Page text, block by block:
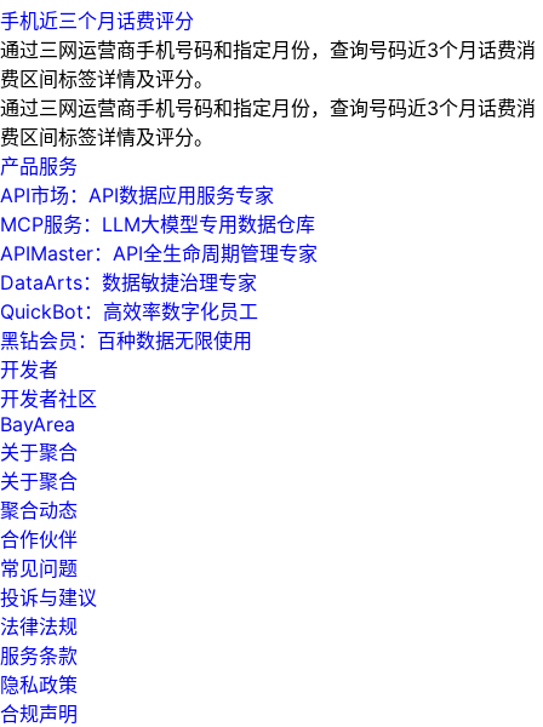
手机近三个月话费评分
通过三网运营商手机号码和指定月份，查询号码近3个月话费消
费区间标签详情及评分。
通过三网运营商手机号码和指定月份，查询号码近3个月话费消
费区间标签详情及评分。
产品服务
API市场：API数据应用服务专家
MCP服务：LLM大模型专用数据仓库
APIMaster：API全生命周期管理专家
DataArts：数据敏捷治理专家
QuickBot：高效率数字化员工
黑钻会员：百种数据无限使用
开发者
开发者社区
BayArea
关于聚合
关于聚合
聚合动态
合作伙伴
常见问题
投诉与建议
法律法规
服务条款
隐私政策
合规声明